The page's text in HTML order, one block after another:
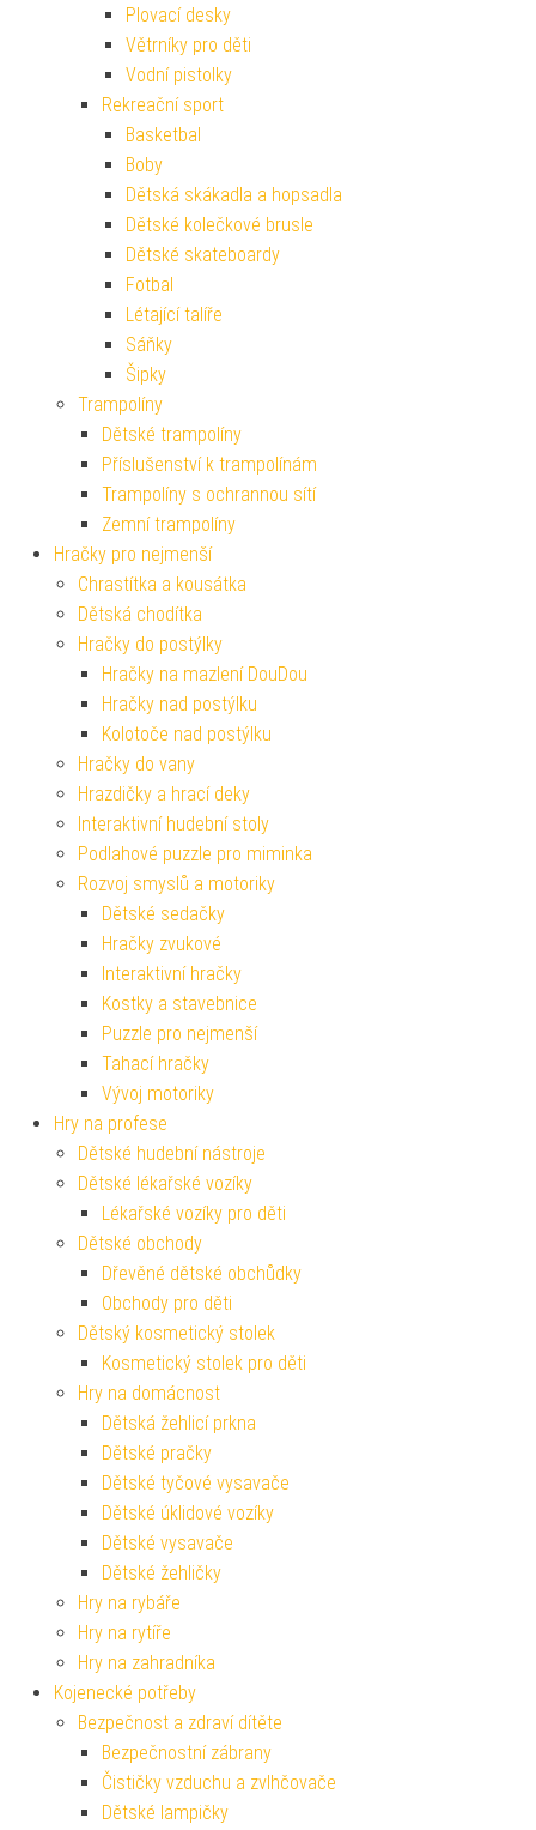
Plovací desky
Větrníky pro děti
Vodní pistolky
Rekreační sport
Basketbal
Boby
Dětská skákadla a hopsadla
Dětské kolečkové brusle
Dětské skateboardy
Fotbal
Létající talíře
Sáňky
Šipky
Trampolíny
Dětské trampolíny
Příslušenství k trampolínám
Trampolíny s ochrannou sítí
Zemní trampolíny
Hračky pro nejmenší
Chrastítka a kousátka
Dětská chodítka
Hračky do postýlky
Hračky na mazlení DouDou
Hračky nad postýlku
Kolotoče nad postýlku
Hračky do vany
Hrazdičky a hrací deky
Interaktivní hudební stoly
Podlahové puzzle pro miminka
Rozvoj smyslů a motoriky
Dětské sedačky
Hračky zvukové
Interaktivní hračky
Kostky a stavebnice
Puzzle pro nejmenší
Tahací hračky
Vývoj motoriky
Hry na profese
Dětské hudební nástroje
Dětské lékařské vozíky
Lékařské vozíky pro děti
Dětské obchody
Dřevěné dětské obchůdky
Obchody pro děti
Dětský kosmetický stolek
Kosmetický stolek pro děti
Hry na domácnost
Dětská žehlicí prkna
Dětské pračky
Dětské tyčové vysavače
Dětské úklidové vozíky
Dětské vysavače
Dětské žehličky
Hry na rybáře
Hry na rytíře
Hry na zahradníka
Kojenecké potřeby
Bezpečnost a zdraví dítěte
Bezpečnostní zábrany
Čističky vzduchu a zvlhčovače
Dětské lampičky